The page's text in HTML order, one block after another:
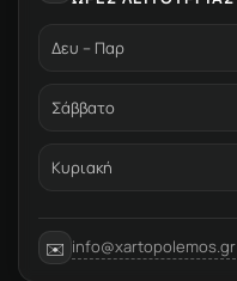
Δευ – Παρ
Σάββατο
Κυριακή
✉️ info@xartopolemos.gr